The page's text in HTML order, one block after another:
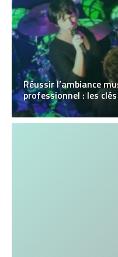
Réussir l’ambiance
professionnel : les